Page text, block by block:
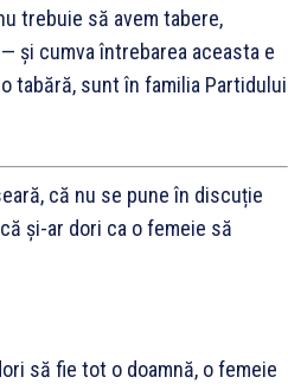
trebuie să avem tabere,
și cumva întrebarea aceasta e
tabără, sunt în familia Partidului
că nu se pune în discuție
și-ar dori ca o femeie să
să fie tot o doamnă, o femeie